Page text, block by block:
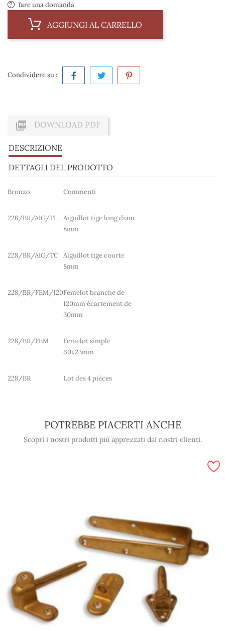
fare una domanda
AGGIUNGI AL CARRELLO
Condividere su :
 DOWNLOAD PDF
DESCRIZIONE
DETTAGLI DEL PRODOTTO
Bronzo Commenti
228/BR/AIG/TL
Aiguillot tige long diam
8mm
228/BR/AIG/TC Aiguillot tige courte
8mm
228/BR/FEM/120Femelot branche de
120mm écartement de
30mm
228/BR/FEM
Femelot simple
60x23mm
228/BR Lot des 4 pièces
POTREBBE PIACERTI ANCHE
Scopri i nostri prodotti più apprezzati dai nostri clienti.